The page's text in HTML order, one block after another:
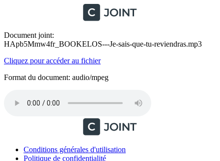
Document joint:
HApb5Mmw4fr_BOOKELOS---Je-sais-que-tu-reviendras.mp3
Cliquez pour accéder au fichier
Format du document: audio/mpeg
Conditions générales d'utilisation
Politique de confidentialité